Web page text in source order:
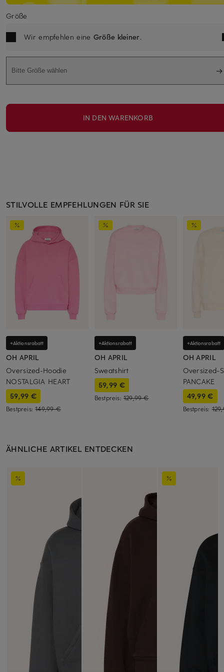
Größe
Wir empfehlen eine Größe kleiner.
Bitte Größe wählen
IN DEN WARENKORB
STILVOLLE EMPFEHLUNGEN FÜR SIE
+Aktionsrabatt
OH APRIL
Oversized-Hoodie
NOSTALGIA HEART
59,99 €
Bestpreis:149,99 €
+Aktionsrabatt
OH APRIL
Sweatshirt
59,99 €
Bestpreis: 129,99 €
+Aktionsrabatt
OH APRIL
Oversized-
PANCAKE
49,99 €
Bestpreis:
ÄHNLICHE ARTIKEL ENTDECKEN